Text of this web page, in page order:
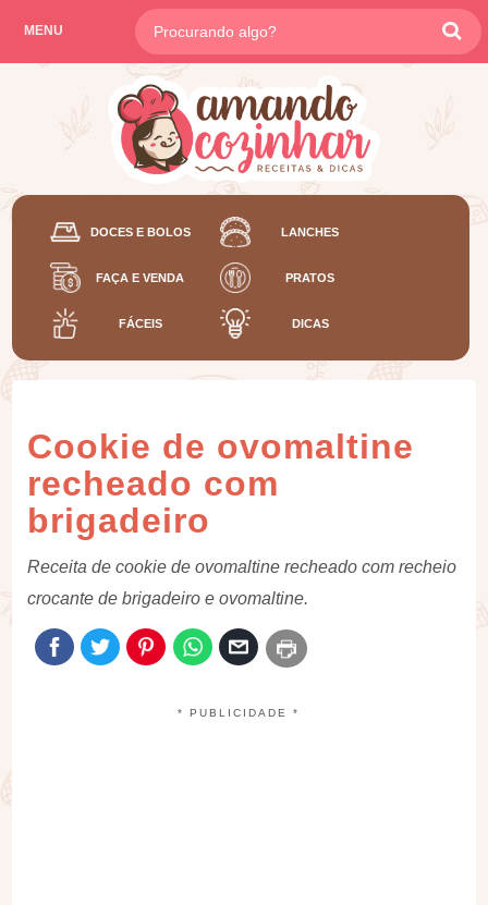
MENU
DOCES E BOLOS LANCHES
FAÇA E VENDA PRATOS
FÁCEIS DICAS
Cookie de ovomaltine
recheado com
brigadeiro
Receita de cookie de ovomaltine recheado com recheio
crocante de brigadeiro e ovomaltine.
* PUBLICIDADE *